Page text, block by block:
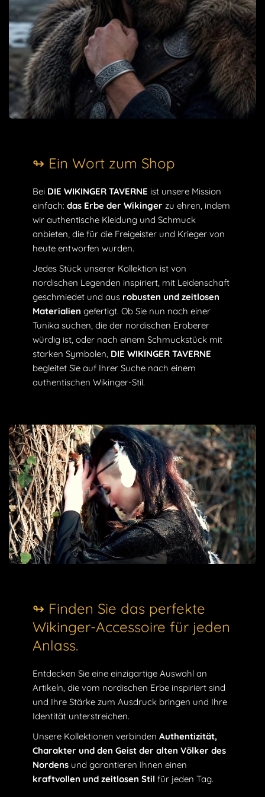
↬ Ein Wort zum Shop
Bei DIE WIKINGER TAVERNE ist unsere Mission
einfach: das Erbe der Wikinger zu ehren, indem
wir authentische Kleidung und Schmuck
anbieten, die für die Freigeister und Krieger von
heute entworfen wurden.
Jedes Stück unserer Kollektion ist von
nordischen Legenden inspiriert, mit Leidenschaft
geschmiedet und aus robusten und zeitlosen
Materialien gefertigt. Ob Sie nun nach einer
Tunika suchen, die der nordischen Eroberer
würdig ist, oder nach einem Schmuckstück mit
starken Symbolen, DIE WIKINGER TAVERNE
begleitet Sie auf Ihrer Suche nach einem
authentischen Wikinger-Stil.
↬ Finden Sie das perfekte
Wikinger-Accessoire für jeden
Anlass.
Entdecken Sie eine einzigartige Auswahl an
Artikeln, die vom nordischen Erbe inspiriert sind
und Ihre Stärke zum Ausdruck bringen und Ihre
Identität unterstreichen.
Unsere Kollektionen verbinden Authentizität,
Charakter und den Geist der alten Völker des
Nordens und garantieren Ihnen einen
kraftvollen und zeitlosen Stil für jeden Tag.